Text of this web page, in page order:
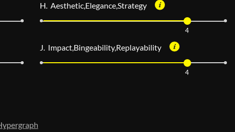
H. Aesthetic,Elegance,Strategy
4
J. Impact,Bingeability,Replayability
4